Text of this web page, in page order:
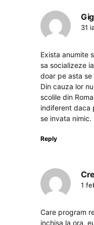
31
Exista anumite
sa socializeze
doar pe asta se
Din cauza lor
scolile din
indiferent daca
se invata nimic.
Reply
1
Care program
inchisa la ora,